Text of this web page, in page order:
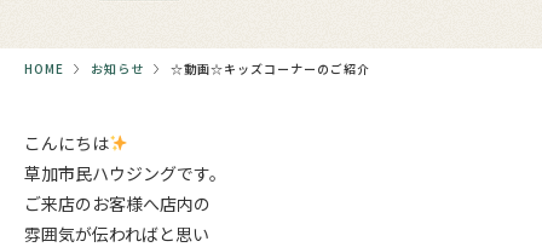
HOME お知らせ ☆動画☆キッズコーナーのご紹介
こんにちは
草加市民ハウジングです。
ご来店のお客様へ店内の
雰囲気が伝わればと思い